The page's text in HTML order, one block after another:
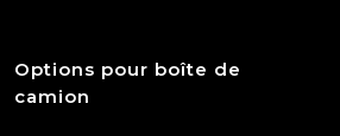
Options pour boîte de
camion